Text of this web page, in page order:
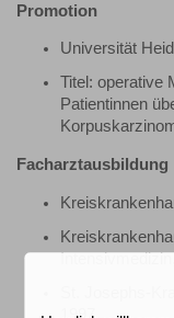
Promotion
Universität
Titel: operative
Patientinnen
Facharztausbildung
St. Josephs-
1997